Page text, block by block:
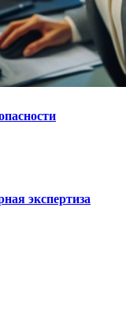
экспертиза